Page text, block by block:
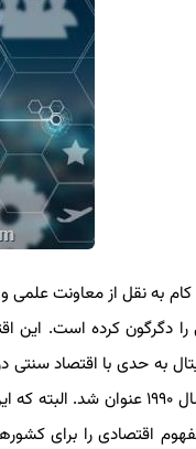
به نقل از معاونت علمی و
به حدی با اقتصاد سنتی
از پژوهشگران ژاپنی در سال
اقتصادی را برای